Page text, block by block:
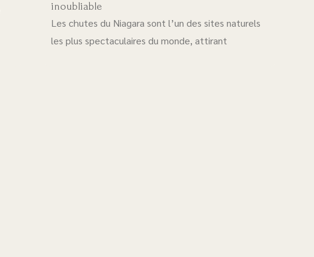
inoubliable
Les chutes du Niagara sont l’un des sites naturels
les plus spectaculaires du monde, attirant